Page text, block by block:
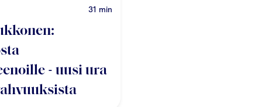
31 min
- uusi ura